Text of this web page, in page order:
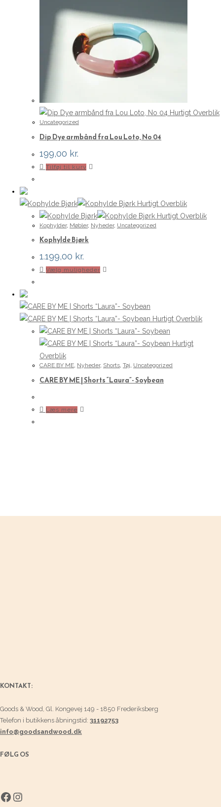
Hurtigt Overblik
Uncategorized
Dip Dye armbånd fra Lou Loto, No 04
199,00 kr.
Tilføj til kurv
Hurtigt Overblik
Hurtigt Overblik
Kophylder, Møbler, Nyheder, Uncategorized
Kophylde Bjørk
1.199,00 kr.
Vælg muligheder
flere
varianter.
Mulighederne
kan
på
varesiden
Hurtigt Overblik
Hurtigt
Overblik
CARE BY ME, Nyheder, Shorts, Tøj, Uncategorized
CARE BY ME | Shorts “Laura”- Soybean
Læs mere
KONTAKT:
Goods & Wood, Gl. Kongevej 149 - 1850 Frederiksberg
Telefon i butikkens åbningstid: 31192753
info@goodsandwood.dk
FØLG OS
Facebook
Instagram